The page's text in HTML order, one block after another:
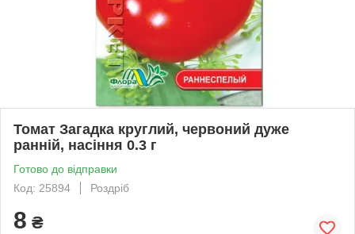
Томат Загадка круглий, червоний дуже
ранній, насіння 0.3 г
Готово до відправки
Код: 25894
Роздріб
8 ₴